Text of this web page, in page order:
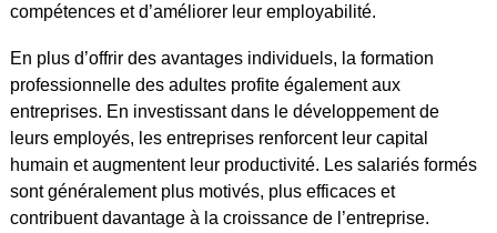
compétences et d’améliorer leur employabilité.
En plus d’offrir des avantages individuels, la formation
professionnelle des adultes profite également aux
entreprises. En investissant dans le développement de
leurs employés, les entreprises renforcent leur capital
humain et augmentent leur productivité. Les salariés formés
sont généralement plus motivés, plus efficaces et
contribuent davantage à la croissance de l’entreprise.